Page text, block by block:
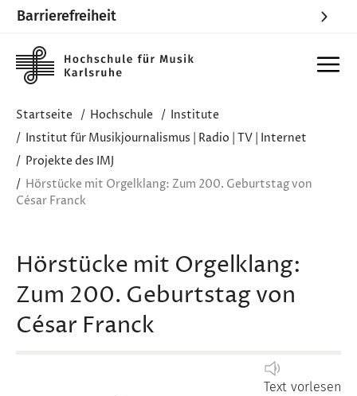
Barrierefreiheit
Startseite Hochschule
Institute
Institut für Musikjournalismus | Radio | TV | Internet
Projekte des IMJ
Hörstücke mit Orgelklang: Zum 200. Geburtstag von
César Franck
Hörstücke mit Orgelklang:
Zum 200. Geburtstag von
César Franck
Text vorlesen